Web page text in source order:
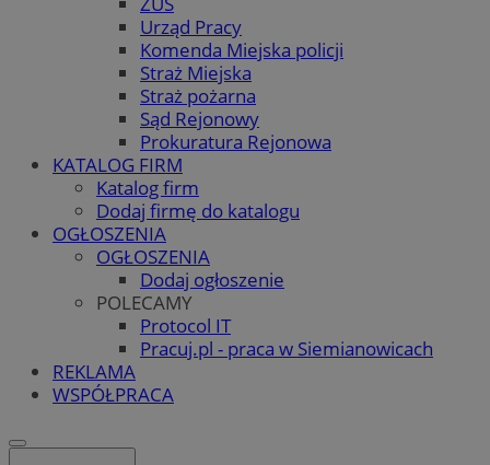
Urząd Pracy
Komenda Miejska policji
Straż Miejska
Straż pożarna
Sąd Rejonowy
Prokuratura Rejonowa
KATALOG FIRM
Katalog firm
Dodaj firmę do katalogu
OGŁOSZENIA
OGŁOSZENIA
Dodaj ogłoszenie
POLECAMY
Protocol IT
Pracuj.pl - praca w Siemianowicach
REKLAMA
WSPÓŁPRACA